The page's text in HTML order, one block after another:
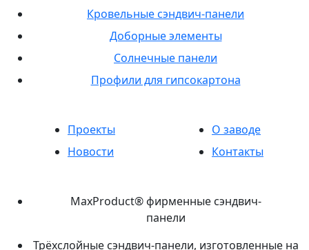
Кровельные сэндвич-панели
Доборные элементы
Солнечные панели
Профили для гипсокартона
Проекты
Новости
О заводе
Контакты
MaxProduct® фирменные сэндвич-
панели
Трёхслойные сэндвич-панели, изготовленные на